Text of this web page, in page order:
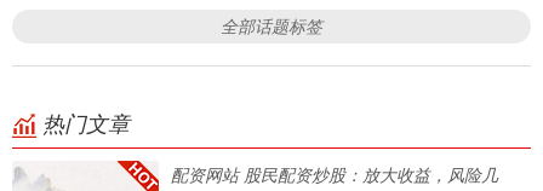
全部话题标签
热门文章
配资网站 股民配资炒股：放大收益，风险几